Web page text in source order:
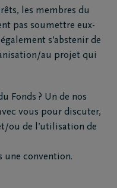
les membres du
pas soumettre eux-
s’abstenir de
au projet qui
Fonds ? Un de nos
vous pour discuter,
ou de l’utilisation de
une convention.